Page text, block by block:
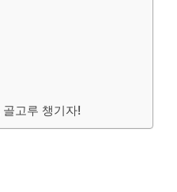
고루 챙기자!